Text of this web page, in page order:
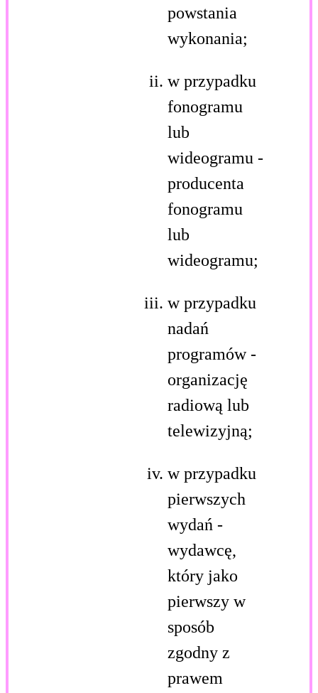
powstania
wykonania;
w przypadku
fonogramu
lub
wideogramu -
producenta
fonogramu
lub
wideogramu;
w przypadku
nadań
programów -
organizację
radiową lub
telewizyjną;
w przypadku
pierwszych
wydań -
wydawcę,
który jako
pierwszy w
sposób
zgodny z
prawem